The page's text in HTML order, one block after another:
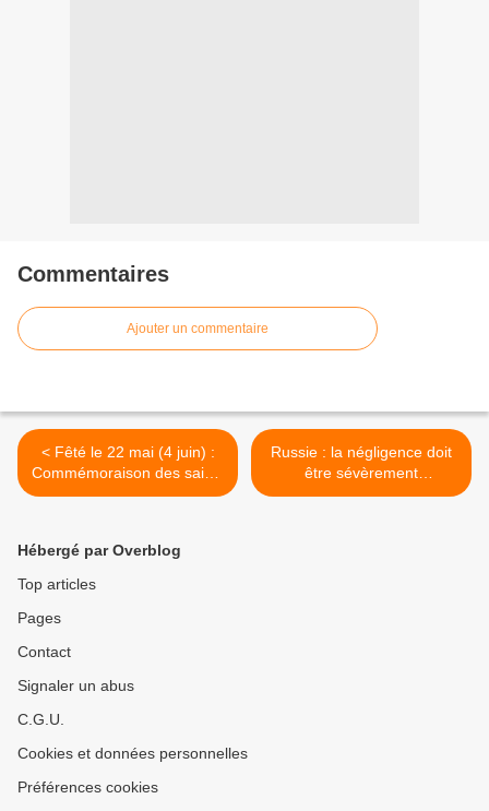
Commentaires
Ajouter un commentaire
< Fêté le 22 mai (4 juin) :
Commémoraison des saints
pères du second Concile
Russie : la négligence doit
être sévèrement
sanctionnée (Medvedev) >
Hébergé par Overblog
Top articles
Pages
Contact
Signaler un abus
C.G.U.
Cookies et données personnelles
Préférences cookies